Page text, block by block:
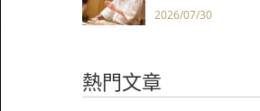
為何破例首度來台？
2026/07/30
熱門文章